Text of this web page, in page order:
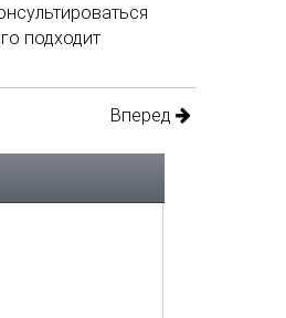
подходит
Вперед